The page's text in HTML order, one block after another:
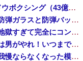
【悲報】集英社オンライン、1人のシャドウボクシング（43億注文）によって長期間業務を妨害され続けていた模様・・・
【速報】パさん「平和を願う式典なのに防弾ガラスと防弾バッグSP」安倍元首相の悲劇や石破前首相も同環境だったことは忘れる
ジャンポケ斎藤と代理人のやりとり、「地獄すぎて完全にコントになってる……」と衝撃を受ける人が続出中
【悲報】フェミニスト「野球場の売り子は男がやれ！いつまで女性を奴隷扱いする気だ」
思い通りに動かない熊本被災者に左派が我慢ならなくなった模様、避難所で苦しむ被災者に対して……